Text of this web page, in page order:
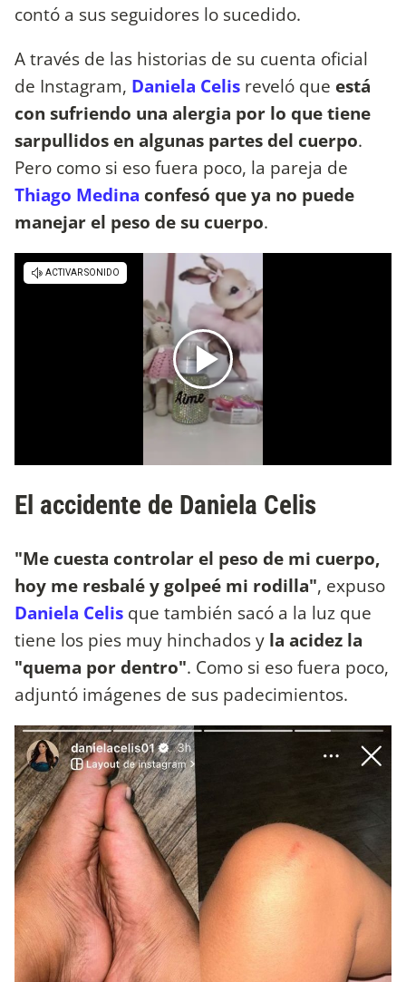
contó a sus seguidores lo sucedido.
A través de las historias de su cuenta oficial
de Instagram, Daniela Celis reveló que está
con sufriendo una alergia por lo que tiene
sarpullidos en algunas partes del cuerpo.
Pero como si eso fuera poco, la pareja de
Thiago Medina confesó que ya no puede
manejar el peso de su cuerpo.
El accidente de Daniela Celis
"Me cuesta controlar el peso de mi cuerpo,
hoy me resbalé y golpeé mi rodilla", expuso
Daniela Celis que también sacó a la luz que
tiene los pies muy hinchados y la acidez la
"quema por dentro". Como si eso fuera poco,
adjuntó imágenes de sus padecimientos.